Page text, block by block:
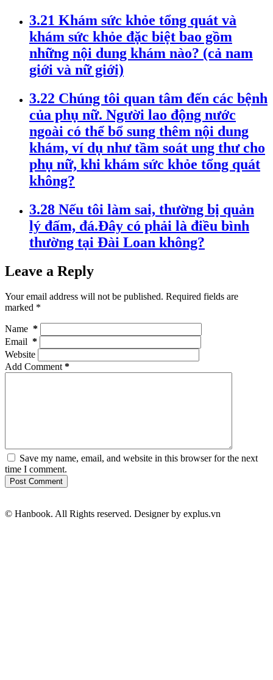
3.21 Khám sức khỏe tổng quát và
khám sức khỏe đặc biệt bao gồm
những nội dung khám nào? (cả nam
giới và nữ giới)
3.22 Chúng tôi quan tâm đến các bệnh
của phụ nữ. Người lao động nước
ngoài có thể bổ sung thêm nội dung
khám, ví dụ như tầm soát ung thư cho
phụ nữ, khi khám sức khỏe tổng quát
không?
3.28 Nếu tôi làm sai, thường bị quản
lý đấm, đá.Đây có phải là điều bình
thường tại Đài Loan không?
Leave a Reply
Your email address will not be published. Required fields are
marked *
Name *
Email *
Website
Add Comment*
Save my name, email, and website in this browser for the next
time I comment.
Post Comment
© Hanbook. All Rights reserved. Designer by explus.vn